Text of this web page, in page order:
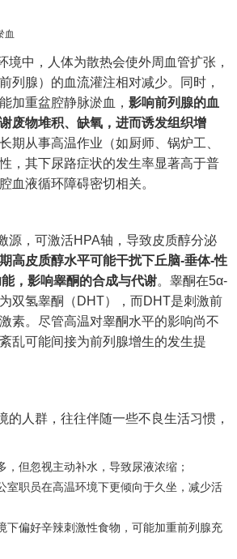
血
境中，人体为散热会使外周血管扩张，
列腺）的血流灌注相对减少。同时，
加重盆腔静脉淤血， 影响前列腺的血
废物堆积、缺氧，进而诱发组织增
期从事高温作业（如厨师、锅炉工、
，其下尿路症状的发生率显著高于普
血液循环障碍密切相关。
源，可激活HPA轴，导致皮质醇分泌
高皮质醇水平可能干扰下丘脑-垂体-性
，影响睾酮的合成与代谢。睾酮在5α-
双氢睾酮（DHT），而DHT是刺激前
素。尽管高温对睾酮水平的影响尚不
乱可能间接为前列腺增生的发生提
的人群，往往伴随一些不良生活习惯，
，但忽视主动补水，导致尿液浓缩；
室职员在高温环境下更倾向于久坐，减少活
下偏好辛辣刺激性食物，可能加重前列腺充